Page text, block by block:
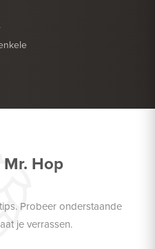
Hop
Probeer onderstaande
je verrassen.